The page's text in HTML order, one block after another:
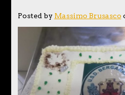
Posted by Massimo Brusasco